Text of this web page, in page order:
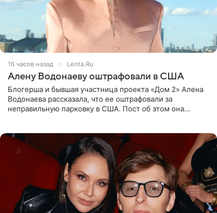
16 часов назад Lenta.Ru
Алену Водонаеву оштрафовали в США
Блогерша и бывшая участница проекта «Дом 2» Алена
Водонаева рассказала, что ее оштрафовали за
неправильную парковку в США. Пост об этом она